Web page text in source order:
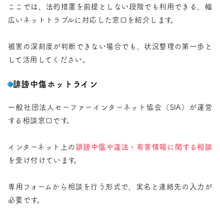
ここでは、法的措置を前提としない段階でも利用できる、幅
広いネットトラブルに対応した窓口を紹介します。
被害の深刻度が判断できない場合でも、状況整理の第一歩と
して活用してください。
誹謗中傷ホットライン
一般社団法人セーファーインターネット協会（SIA）が運営
する相談窓口です。
インターネット上の 誹謗中傷や違法・有害情報に関する相談
を受け付けています。
専用フォームから相談を行う形式で、実名と連絡先の入力が
必要です。